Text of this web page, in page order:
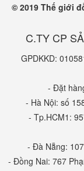
© 2019 Thế giới
C.TY CP
GPDKKD:
- Đặt
- Hà Nội: số
- Tp.HCM1:
- Đà Nẵng:
- Đồng Nai: 767